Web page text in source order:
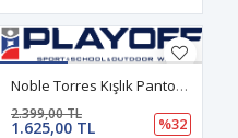
Noble Torres Kışlık Pantolon Siyah
1.625,00 TL
2.399,00 TL
%32